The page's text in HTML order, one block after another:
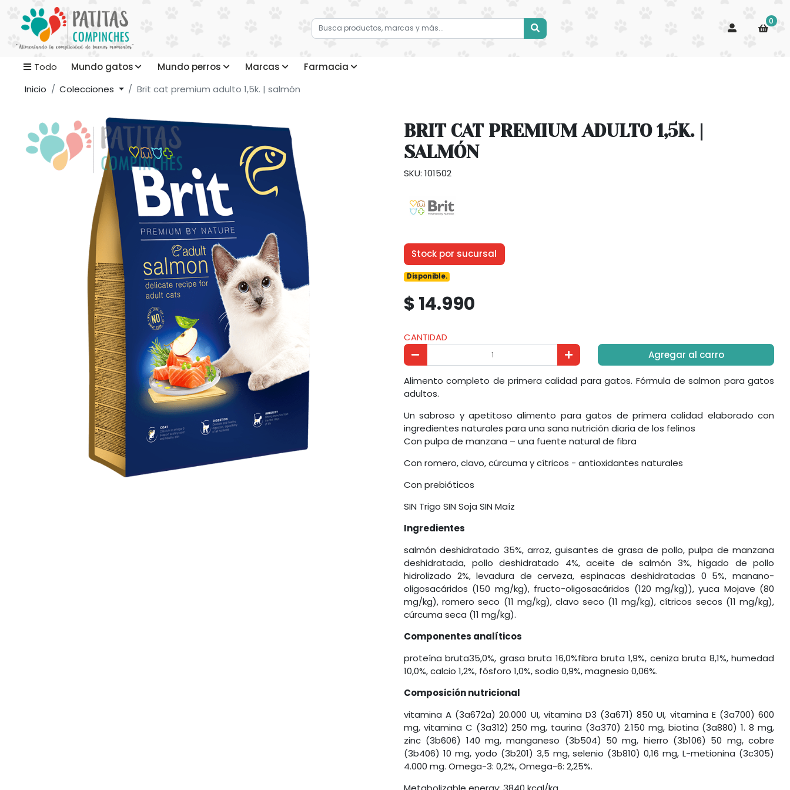
0
Todo Mundo gatos Mundo perros Marcas
Farmacia
Inicio
Colecciones Brit cat premium adulto 1,5k. | salmón
BRIT CAT PREMIUM ADULTO 1,5K. |
SALMÓN
SKU: 101502
Stock por sucursal
Disponible.
$ 14.990
CANTIDAD
Agregar al carro
Alimento completo de primera calidad para gatos. Fórmula de salmon para gatos
adultos.
Un sabroso y apetitoso alimento para gatos de primera calidad elaborado con
ingredientes naturales para una sana nutrición diaria de los felinos
Con pulpa de manzana – una fuente natural de fibra
Con romero, clavo, cúrcuma y cítricos - antioxidantes naturales
Con prebióticos
SIN Trigo SIN Soja SIN Maíz
Ingredientes
salmón deshidratado 35%, arroz, guisantes de grasa de pollo, pulpa de manzana
deshidratada, pollo deshidratado 4%, aceite de salmón 3%, hígado de pollo
hidrolizado 2%, levadura de cerveza, espinacas deshidratadas 0 5%, manano-
oligosacáridos (150 mg/kg), fructo-oligosacáridos (120 mg/kg)), yuca Mojave (80
mg/kg), romero seco (11 mg/kg), clavo seco (11 mg/kg), cítricos secos (11 mg/kg),
cúrcuma seca (11 mg/kg).
Componentes analíticos
proteína bruta35,0%, grasa bruta 16,0%fibra bruta 1,9%, ceniza bruta 8,1%, humedad
10,0%, calcio 1,2%, fósforo 1,0%, sodio 0,9%, magnesio 0,06%.
Composición nutricional
vitamina A (3a672a) 20.000 UI, vitamina D3 (3a671) 850 UI, vitamina E (3a700) 600
mg, vitamina C (3a312) 250 mg, taurina (3a370) 2.150 mg, biotina (3a880) 1. 8 mg,
zinc (3b606) 140 mg, manganeso (3b504) 50 mg, hierro (3b106) 50 mg, cobre
(3b406) 10 mg, yodo (3b201) 3,5 mg, selenio (3b810) 0,16 mg, L-metionina (3c305)
4.000 mg. Omega-3: 0,2%, Omega-6: 2,25%.